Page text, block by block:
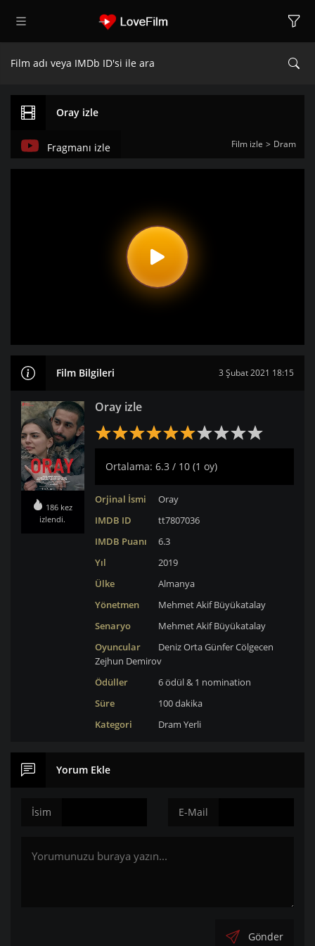
Oray izle
Film izle Dram
Fragmanı izle
Film Bilgileri 3 Şubat 2021 18:15
186 kez
izlendi.
Oray izle
Ortalama: 6.3 / 10 (1 oy)
Orjinal İsmi
Oray
IMDB ID
tt7807036
IMDB Puanı
6.3
Yıl
2019
Ülke
Almanya
Yönetmen
Mehmet Akif Büyükatalay
Senaryo
Mehmet Akif Büyükatalay
Oyuncular
Deniz OrtaGünfer Cölgecen
Zejhun Demirov
Ödüller
6 ödül & 1 nomination
Süre
100 dakika
Kategori
Dram Yerli
Yorum Ekle
İsim E-Mail
Gönder